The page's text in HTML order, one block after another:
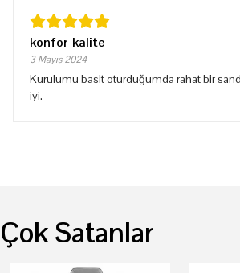
konfor kalite
3 Mayıs 2024
Kurulumu basit oturduğumda rahat bir
iyi.
Çok Satanlar